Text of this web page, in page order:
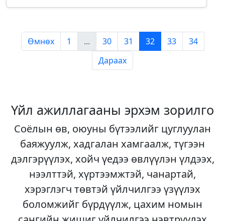
Өмнөх 1 ... 30 31 32 33
34
Дараах
Үйл ажиллагааны эрхэм зорилго
Соёлын өв, оюуны бүтээлийг цуглуулан
баяжуулж, хадгалан хамгаалж, түгээн
дэлгэрүүлэх, хойч үедээ өвлүүлэн үлдээх,
нээлттэй, хүртээмжтэй, чанартай,
хэрэглэгч төвтэй үйлчилгээ үзүүлэх
боломжийг бүрдүүлж, цахим номын